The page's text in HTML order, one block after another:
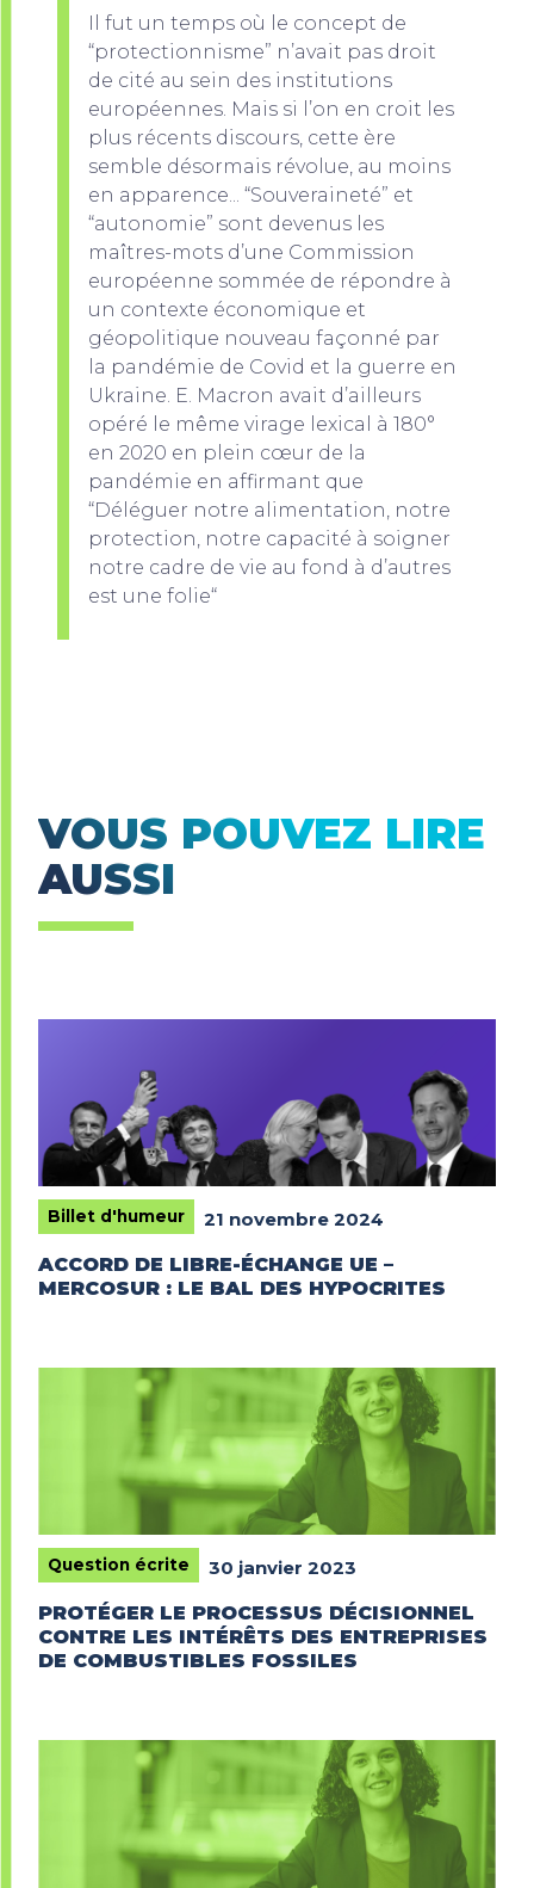
Il fut un temps où le concept de
“protectionnisme” n’avait pas droit
de cité au sein des institutions
européennes. Mais si l’on en croit les
plus récents discours, cette ère
semble désormais révolue, au moins
en apparence... “Souveraineté” et
“autonomie” sont devenus les
maîtres-mots d’une Commission
européenne sommée de répondre à
un contexte économique et
géopolitique nouveau façonné par
la pandémie de Covid et la guerre en
Ukraine. E. Macron avait d’ailleurs
opéré le même virage lexical à 180°
en 2020 en plein cœur de la
pandémie en affirmant que
“Déléguer notre alimentation, notre
protection, notre capacité à soigner
notre cadre de vie au fond à d’autres
est une folie“
VOUS POUVEZ LIRE
AUSSI
Billet d'humeur
21 novembre 2024
ACCORD DE LIBRE-ÉCHANGE UE –
MERCOSUR : LE BAL DES HYPOCRITES
Question écrite
30 janvier 2023
PROTÉGER LE PROCESSUS DÉCISIONNEL
CONTRE LES INTÉRÊTS DES ENTREPRISES
DE COMBUSTIBLES FOSSILES